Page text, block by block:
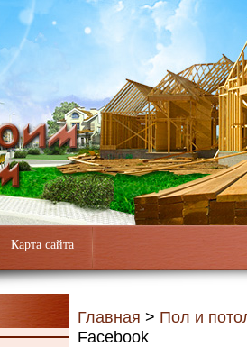
Карта сайта
Главная > Пол и
Facebook